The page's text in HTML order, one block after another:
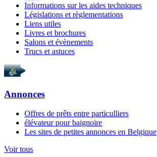
Informations sur les aides techniques
Législations et règlementations
Liens utiles
Livres et brochures
Salons et évènements
Trucs et astuces
Annonces
Offres de prêts entre particulliers
élévateur pour baignoire
Les sites de petites annonces en Belgique
Voir tous